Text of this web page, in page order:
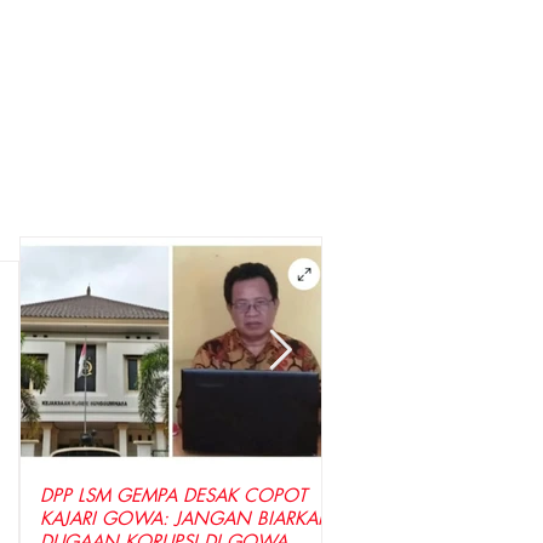
DPP LSM GEMPA DESAK COPOT
KAJARI GOWA: JANGAN BIARKAN